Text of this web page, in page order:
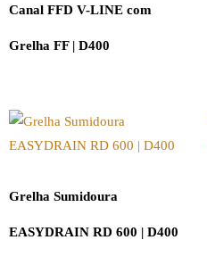
Canal FFD V-LINE com
Grelha FF | D400
Grelha Sumidoura
EASYDRAIN RD 600 | D400